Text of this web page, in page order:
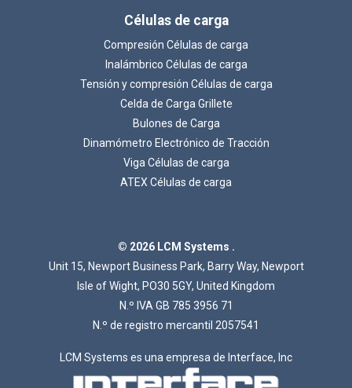
Cargando...
Células de carga
Compresión Células de carga
Inalámbrico Células de carga
Tensión y compresión Células de carga
Celda de Carga Grillete
Bulones de Carga
Dinamómetro Electrónico de Tracción
Viga Células de carga
ATEX Células de carga
© 2026 LCM Systems .
Unit 15, Newport Business Park, Barry Way, Newport
Isle of Wight, PO30 5GY, United Kingdom
N.º IVA GB 785 3956 71
N.º de registro mercantil 2057541
LCM Systems es una empresa de Interface, Inc